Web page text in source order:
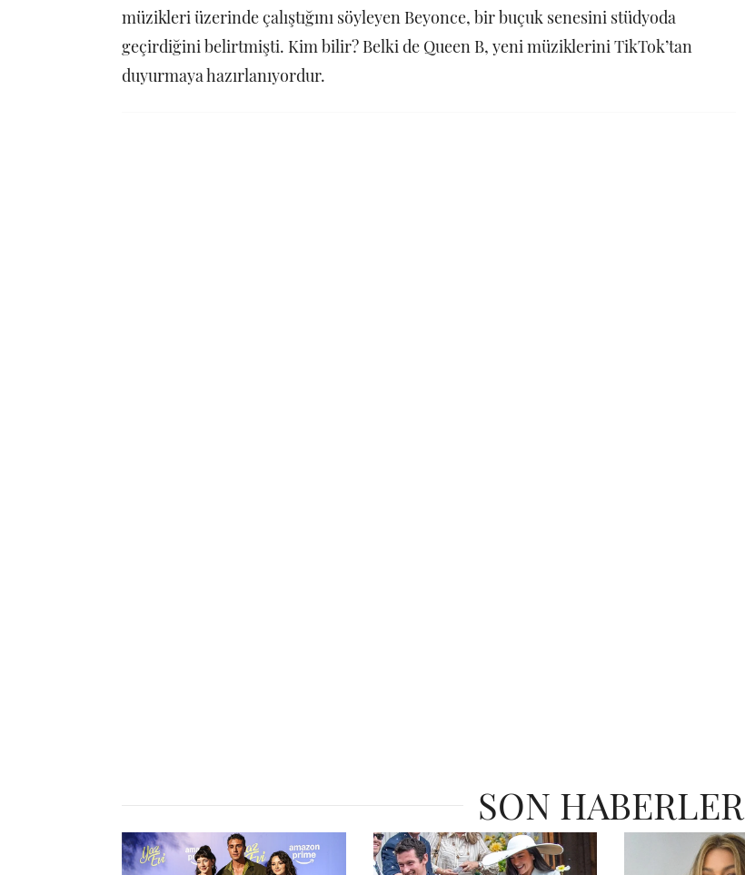
müzikleri üzerinde çalıştığını söyleyen Beyonce, bir buçuk senesini stüdyoda
geçirdiğini belirtmişti. Kim bilir? Belki de Queen B, yeni müziklerini TikTok’tan
duyurmaya hazırlanıyordur.
SON HABERLER